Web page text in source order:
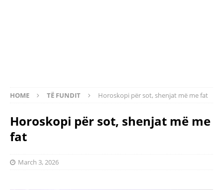
HOME TË FUNDIT Horoskopi për sot, shenjat më me fat
Horoskopi për sot, shenjat më me
fat
March 3, 2026